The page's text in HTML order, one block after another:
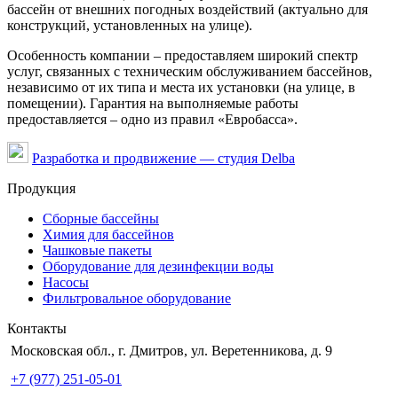
бассейн от внешних погодных воздействий (актуально для
конструкций, установленных на улице).
Особенность компании – предоставляем широкий спектр
услуг, связанных с техническим обслуживанием бассейнов,
независимо от их типа и места их установки (на улице, в
помещении). Гарантия на выполняемые работы
предоставляется – одно из правил «Евробасса».
Разработка и продвижение — студия Delba
Продукция
Сборные бассейны
Химия для бассейнов
Чашковые пакеты
Оборудование для дезинфекции воды
Насосы
Фильтровальное оборудование
Контакты
Московская обл., г. Дмитров, ул. Веретенникова, д. 9
+7 (977) 251-05-01